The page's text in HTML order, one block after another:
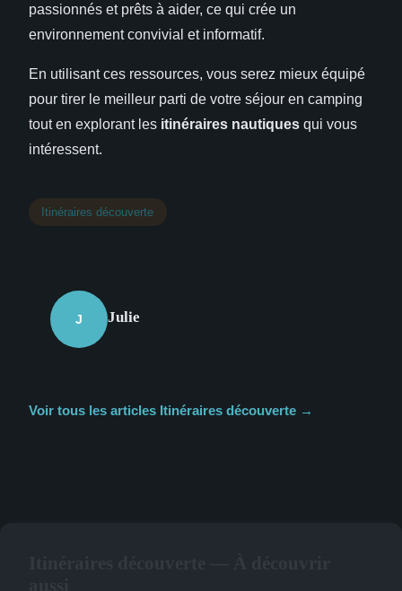
passionnés et prêts à aider, ce qui crée un
environnement convivial et informatif.
En utilisant ces ressources, vous serez mieux équipé
pour tirer le meilleur parti de votre séjour en camping
tout en explorant les itinéraires nautiques qui vous
intéressent.
Itinéraires découverte
J Julie
Voir tous les articles Itinéraires découverte →